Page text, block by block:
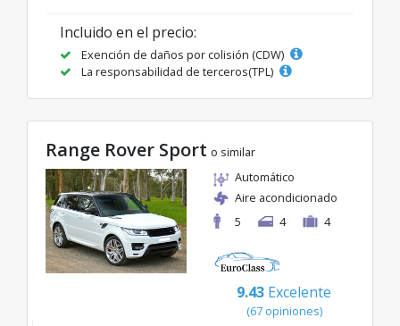
Incluido en el precio:
Exención de daños por colisión (CDW)
La responsabilidad de terceros(TPL)
Range Rover Sport o similar
Automático
Aire acondicionado
5
4 4
9.43 Excelente
(67 opiniones)